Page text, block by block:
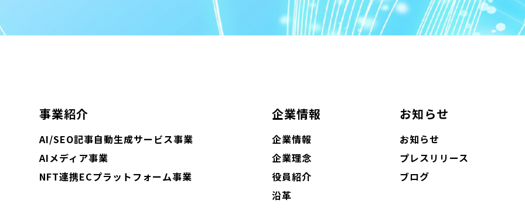
事業紹介
AI/SEO記事自動生成サービス事業
AIメディア事業
NFT連携ECプラットフォーム事業
企業情報
企業情報
企業理念
役員紹介
沿革
お知らせ
お知らせ
プレスリリース
ブログ